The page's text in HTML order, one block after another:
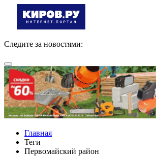
Следите за новостями:
Главная
Теги
Первомайский район